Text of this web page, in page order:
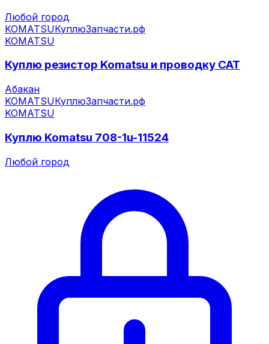
Любой город
KOMATSUКуплюЗапчасти.рф
KOMATSU
Куплю резистор Komatsu и проводку CAT
Абакан
KOMATSUКуплюЗапчасти.рф
KOMATSU
Куплю Komatsu 708-1u-11524
Любой город